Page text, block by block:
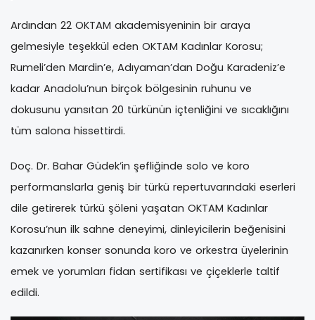
Ardından 22 OKTAM akademisyeninin bir araya
gelmesiyle teşekkül eden OKTAM Kadınlar Korosu;
Rumeli’den Mardin’e, Adıyaman’dan Doğu Karadeniz’e
kadar Anadolu’nun birçok bölgesinin ruhunu ve
dokusunu yansıtan 20 türkünün içtenliğini ve sıcaklığını
tüm salona hissettirdi.
Doç. Dr. Bahar Güdek’in şefliğinde solo ve koro
performanslarla geniş bir türkü repertuvarındaki eserleri
dile getirerek türkü şöleni yaşatan OKTAM Kadınlar
Korosu’nun ilk sahne deneyimi, dinleyicilerin beğenisini
kazanırken konser sonunda koro ve orkestra üyelerinin
emek ve yorumları fidan sertifikası ve çiçeklerle taltif
edildi.